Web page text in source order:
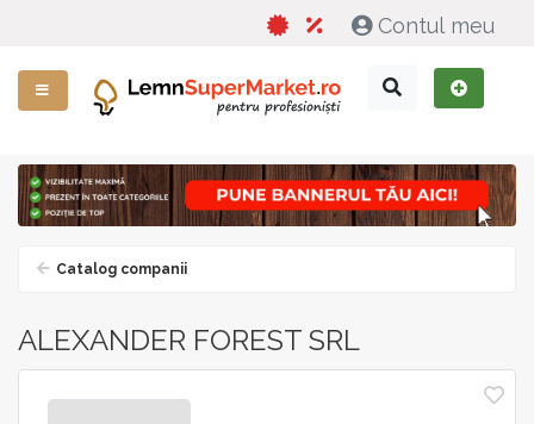
Contul meu
Catalog companii
ALEXANDER FOREST SRL